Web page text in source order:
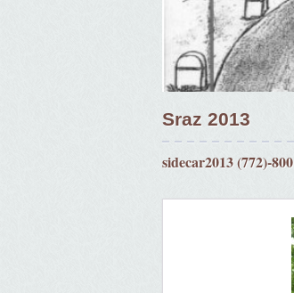
Sraz 2013
sidecar2013 (772)-800